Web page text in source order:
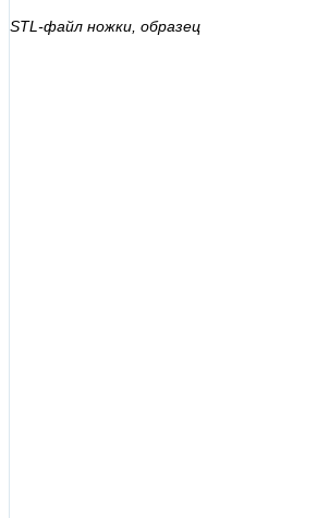
STL-файл ножки, образец